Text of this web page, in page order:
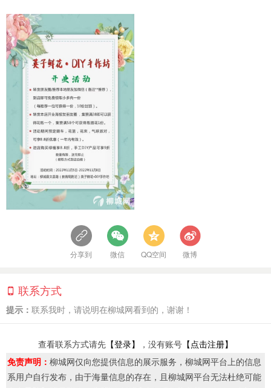
分享到 微信 QQ空间 微博
联系方式
提示： 联系我时，请说明在柳城网看到的，谢谢！
查看联系方式请先 【登录】 ，没有账号 【点击注册】
免责声明： 柳城网仅向您提供信息的展示服务，柳城网平台上的信息
系用户自行发布，由于海量信息的存在，且柳城网平台无法杜绝可能